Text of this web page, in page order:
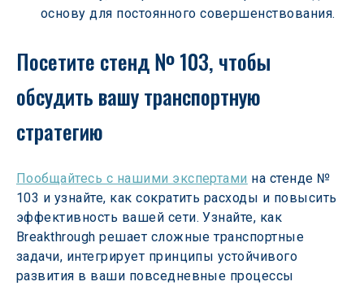
основу для постоянного совершенствования.
Посетите стенд № 103, чтобы
обсудить вашу транспортную
стратегию
Пообщайтесь с нашими экспертами на стенде №
103 и узнайте, как сократить расходы и повысить
эффективность вашей сети. Узнайте, как
Breakthrough решает сложные транспортные
задачи, интегрирует принципы устойчивого
развития в ваши повседневные процессы